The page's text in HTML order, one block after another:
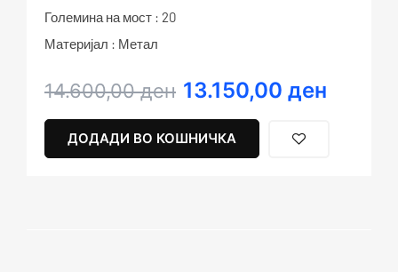
Големина на мост : 20
Материјал : Метал
14.600,00ден
Original
was:
14.600,00 ден.
13.150,00 ден
Current
13.150,00 ден.
ДОДАДИ ВО КОШНИЧКА